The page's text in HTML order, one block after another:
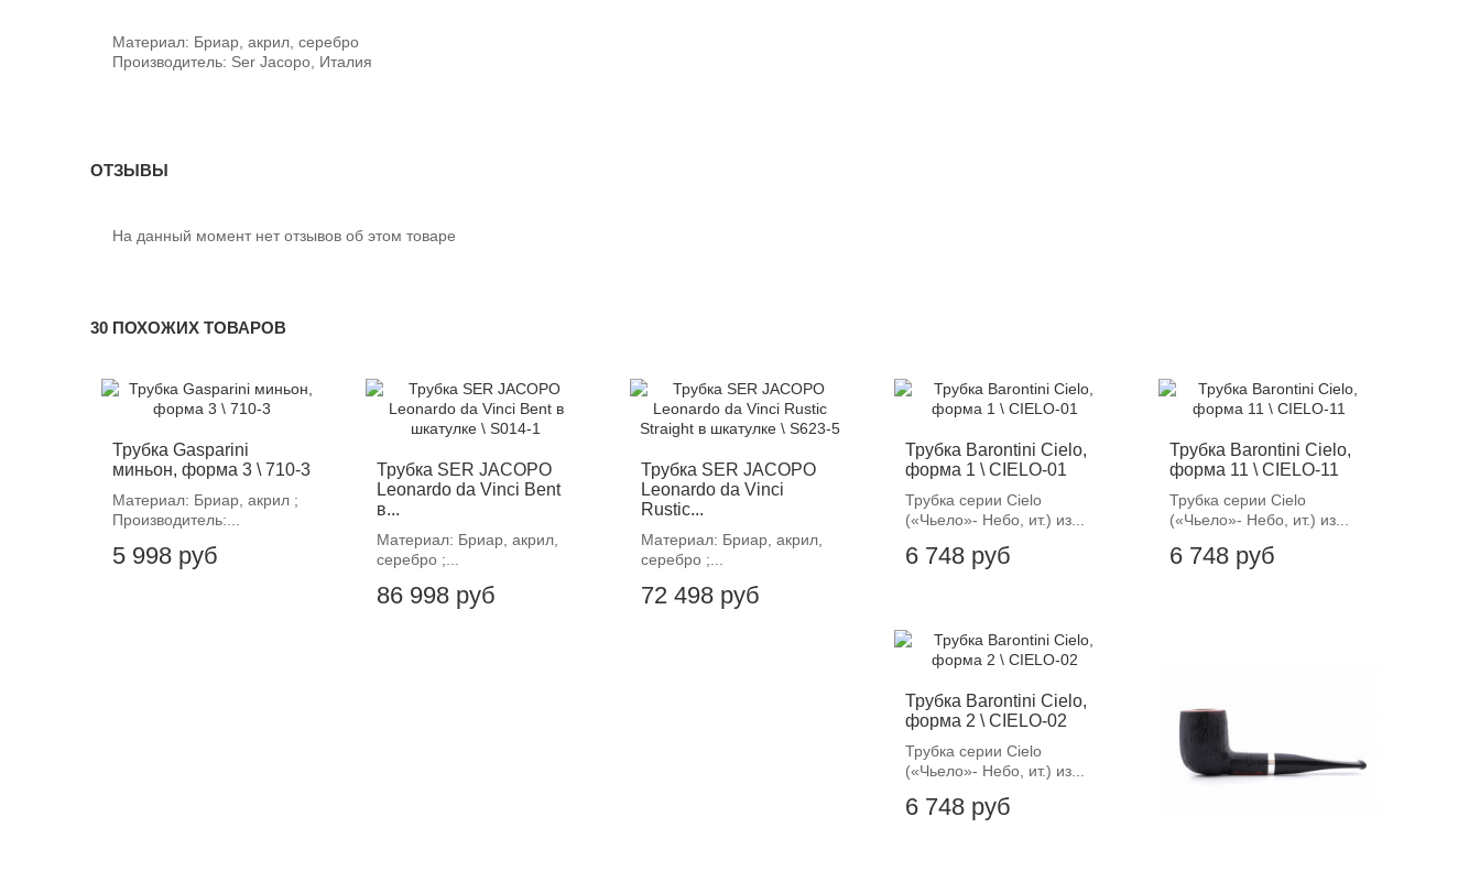
Материал: Бриар, акрил, серебро
Производитель: Ser Jacopo, Италия
ОТЗЫВЫ
На данный момент нет отзывов об этом товаре
30 ПОХОЖИХ ТОВАРОВ
Трубка Gasparini
миньон, форма 3 \ 710-3
Материал: Бриар, акрил ;
Производитель:...
5 998 руб
Трубка SER JACOPO
Leonardo da Vinci Bent
в...
Материал: Бриар, акрил,
серебро ;...
86 998 руб
Трубка SER JACOPO
Leonardo da Vinci
Rustic...
Материал: Бриар, акрил,
серебро ;...
72 498 руб
Трубка Barontini Cielo,
форма 1 \ CIELO-01
Трубка серии Cielo
(«Чьело»- Небо, ит.) из...
6 748 руб
Трубка Barontini Cielo,
форма 11 \ CIELO-11
Трубка серии Cielo
(«Чьело»- Небо, ит.) из...
6 748 руб
Трубка Barontini Cielo,
форма 2 \ CIELO-02
Трубка серии Cielo
(«Чьело»- Небо, ит.) из...
6 748 руб